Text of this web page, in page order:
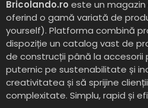
Fini(30)
Flex(392)
Gardelina(122)
Generatoare (0)
Generatoare - Diesel(0)
Ghibli & Wirbel (1)
Globiz(0)
GREENFIELD (13)
Grifo
Bricolando.ro este un
oferind o gamă variată de
yourself). Platforma combină
dispoziție un catalog vast de
de construcții până la accesorii
puternic pe sustenabilitate și
creativitatea și să sprijine
complexitate. Simplu, rapid și